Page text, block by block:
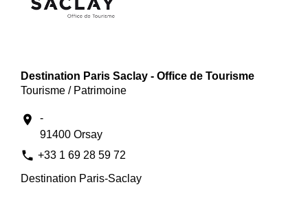
Destination Paris Saclay - Office de Tourisme
Tourisme / Patrimoine
location_on
-
91400 Orsay
phone +33 1 69 28 59 72
Destination Paris-Saclay